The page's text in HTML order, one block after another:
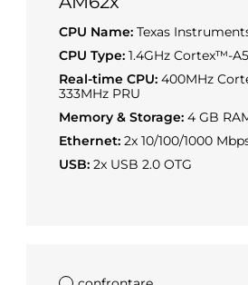
CPU Name: Texas
CPU Type: 1.4GHz Cortex™-
Real-time CPU: 400MHz
333MHz PRU
Memory & Storage: 4 GB
Ethernet: 2x 10/100/1000
USB: 2x USB 2.0 OTG